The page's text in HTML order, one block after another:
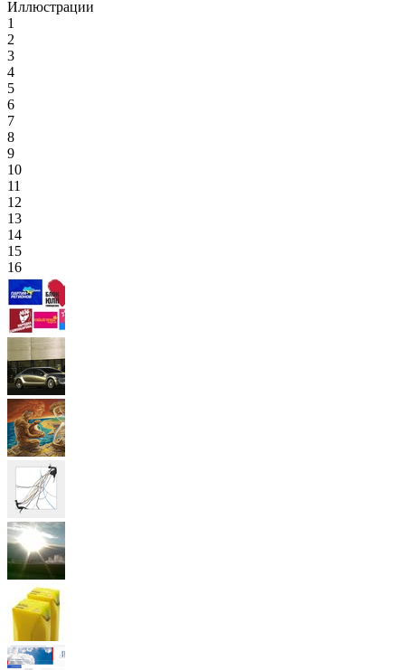
Иллюстрации
1
2
3
4
5
6
7
8
9
10
11
12
13
14
15
16